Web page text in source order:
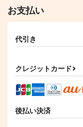
作品詳細
お支払い
代引き
クレジットカード
後払い決済